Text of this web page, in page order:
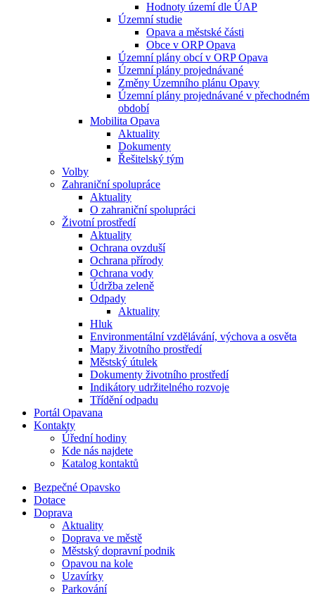
Hodnoty území dle ÚAP
Územní studie
Opava a městské části
Obce v ORP Opava
Územní plány obcí v ORP Opava
Územní plány projednávané
Změny Územního plánu Opavy
Územní plány projednávané v přechodném
období
Mobilita Opava
Aktuality
Dokumenty
Řešitelský tým
Volby
Zahraniční spolupráce
Aktuality
O zahraniční spolupráci
Životní prostředí
Aktuality
Ochrana ovzduší
Ochrana přírody
Ochrana vody
Údržba zeleně
Odpady
Aktuality
Hluk
Environmentální vzdělávání, výchova a osvěta
Mapy životního prostředí
Městský útulek
Dokumenty životního prostředí
Indikátory udržitelného rozvoje
Třídění odpadu
Portál Opavana
Kontakty
Úřední hodiny
Kde nás najdete
Katalog kontaktů
Bezpečné Opavsko
Dotace
Doprava
Aktuality
Doprava ve městě
Městský dopravní podnik
Opavou na kole
Uzavírky
Parkování